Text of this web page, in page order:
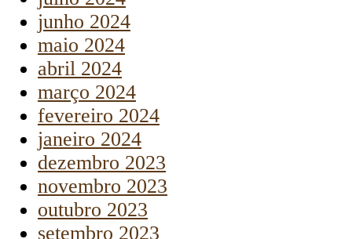
junho 2024
maio 2024
abril 2024
março 2024
fevereiro 2024
janeiro 2024
dezembro 2023
novembro 2023
outubro 2023
setembro 2023